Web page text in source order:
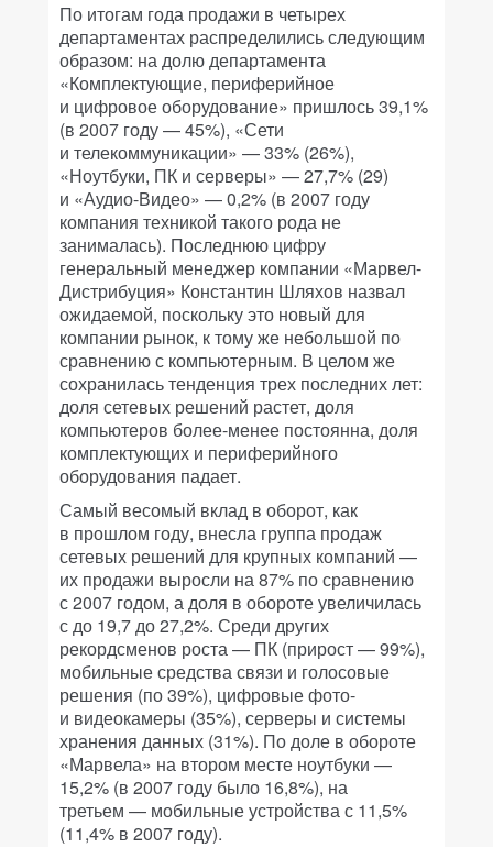
По итогам года продажи в четырех
департаментах распределились следующим
образом: на долю департамента
«Комплектующие, периферийное
и цифровое оборудование» пришлось 39,1%
(в 2007 году — 45%), «Сети
и телекоммуникации» — 33% (26%),
«Ноутбуки, ПК и серверы» — 27,7% (29)
и «Аудио-Видео» — 0,2% (в 2007 году
компания техникой такого рода не
занималась). Последнюю цифру
генеральный менеджер компании «Марвел-
Дистрибуция» Константин Шляхов назвал
ожидаемой, поскольку это новый для
компании рынок, к тому же небольшой по
сравнению с компьютерным. В целом же
сохранилась тенденция трех последних лет:
доля сетевых решений растет, доля
компьютеров более-менее постоянна, доля
комплектующих и периферийного
оборудования падает.
Самый весомый вклад в оборот, как
в прошлом году, внесла группа продаж
сетевых решений для крупных компаний —
их продажи выросли на 87% по сравнению
с 2007 годом, а доля в обороте увеличилась
с до 19,7 до 27,2%. Среди других
рекордсменов роста — ПК (прирост — 99%),
мобильные средства связи и голосовые
решения (по 39%), цифровые фото-
и видеокамеры (35%), серверы и системы
хранения данных (31%). По доле в обороте
«Марвела» на втором месте ноутбуки —
15,2% (в 2007 году было 16,8%), на
третьем — мобильные устройства с 11,5%
(11,4% в 2007 году).